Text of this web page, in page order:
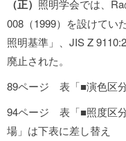
（正） 照明学会では、
008（1999）を設けてい
照明基準」、JIS Z
廃止された。
89ページ 表「■演色区
94ページ 表「■照度区
場」は下表に差し替え